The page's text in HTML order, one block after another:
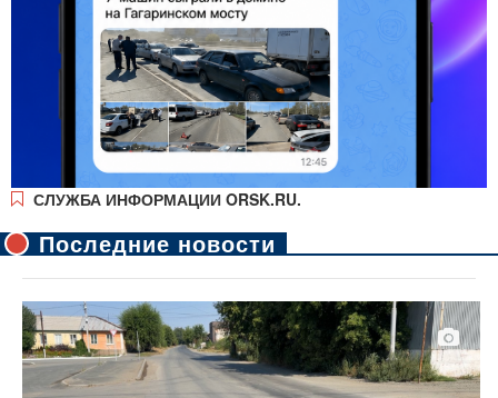
СЛУЖБА ИНФОРМАЦИИ ORSK.RU.
Последние новости